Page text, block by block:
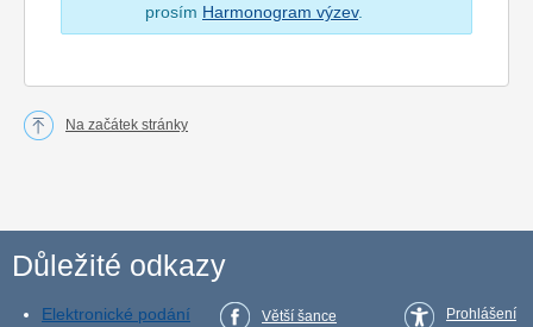
prosím Harmonogram výzev.
Na začátek stránky
Důležité odkazy
Elektronické podání
Větší šance
Prohlášení